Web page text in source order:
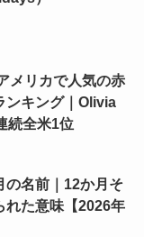
メリカで人気の赤
ンキング｜Olivia
続全米1位
の名前｜12か月そ
れた意味【2026年